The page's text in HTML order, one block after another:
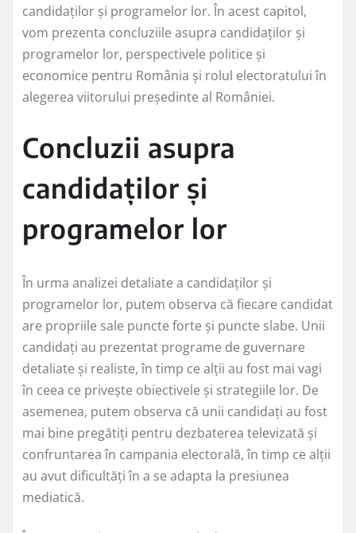
candidaților și programelor lor. În acest capitol,
vom prezenta concluziile asupra candidaților și
programelor lor, perspectivele politice și
economice pentru România și rolul electoratului în
alegerea viitorului președinte al României.
Concluzii asupra
candidaților și
programelor lor
În urma analizei detaliate a candidaților și
programelor lor, putem observa că fiecare candidat
are propriile sale puncte forte și puncte slabe. Unii
candidați au prezentat programe de guvernare
detaliate și realiste, în timp ce alții au fost mai vagi
în ceea ce privește obiectivele și strategiile lor. De
asemenea, putem observa că unii candidați au fost
mai bine pregătiți pentru dezbaterea televizată și
confruntarea în campania electorală, în timp ce alții
au avut dificultăți în a se adapta la presiunea
mediatică.